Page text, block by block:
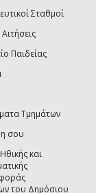
Σταθμοί
Παιδείας
Τμημάτων
σου
και
του Δημόσιου